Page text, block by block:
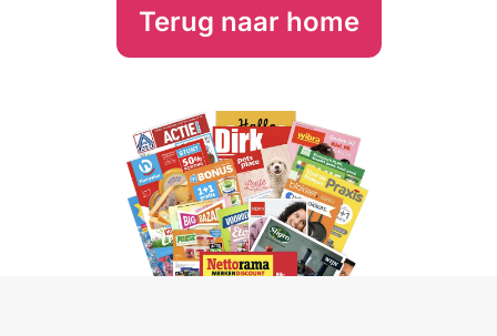
Terug naar home